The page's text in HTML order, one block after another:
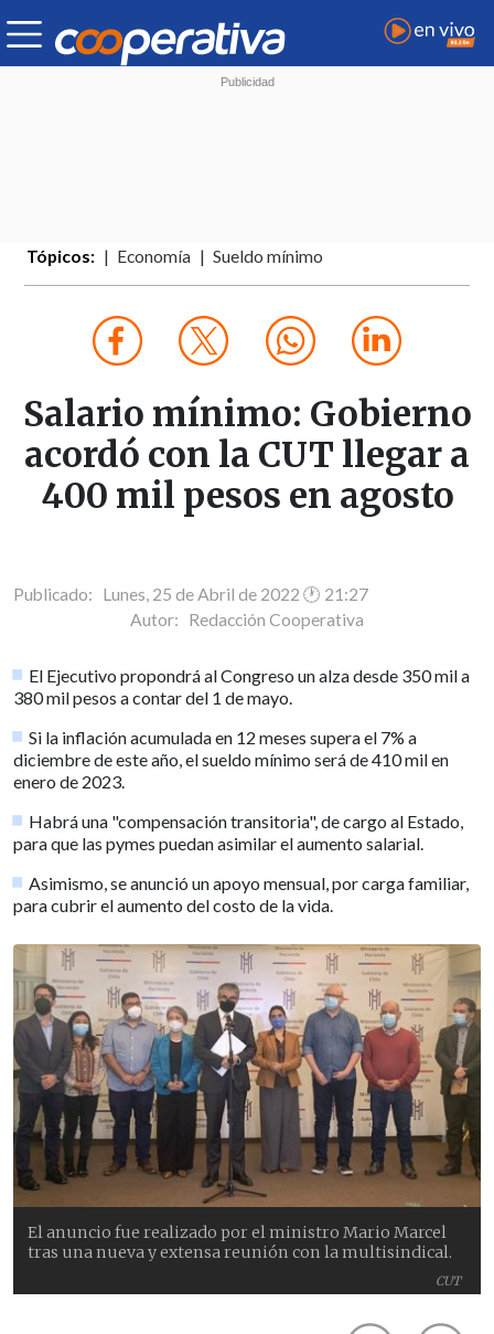
Tópicos: Economía Sueldo mínimo
Salario mínimo: Gobierno
acordó con la CUT llegar a
400 mil pesos en agosto
Publicado: Lunes, 25 de Abril de 2022 🕐 21:27
Autor: Redacción Cooperativa
El Ejecutivo propondrá al Congreso un alza desde 350 mil a
380 mil pesos a contar del 1 de mayo.
Si la inflación acumulada en 12 meses supera el 7% a
diciembre de este año, el sueldo mínimo será de 410 mil en
enero de 2023.
Habrá una "compensación transitoria", de cargo al Estado,
para que las pymes puedan asimilar el aumento salarial.
Asimismo, se anunció un apoyo mensual, por carga familiar,
para cubrir el aumento del costo de la vida.
CUT
El anuncio fue realizado por el ministro Mario Marcel
tras una nueva y extensa reunión con la multisindical.